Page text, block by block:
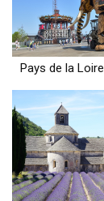
Pays de la Loire